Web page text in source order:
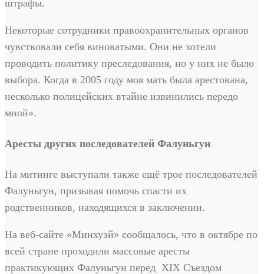
штрафы.
Некоторые сотрудники правоохранительных органов
чувствовали себя виноватыми. Они не хотели
проводить политику преследования, но у них не было
выбора. Когда в 2005 году моя мать была арестована,
несколько полицейских втайне извинились передо
мной».
Аресты других последователей Фалуньгун
На митинге выступали также ещё трое последователей
Фалуньгун, призывая помочь спасти их
родственников, находящихся в заключении.
На веб-сайте «Минхуэй» сообщалось, что в октябре по
всей стране проходили массовые аресты
практикующих Фалуньгун перед XIX Съездом